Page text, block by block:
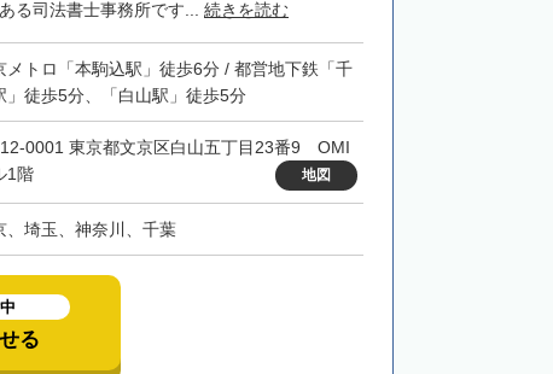
る司法書士事務所です... 続きを読む
メトロ「本駒込駅」徒歩6分 / 都営地下鉄「千
」徒歩5分、「白山駅」徒歩5分
0001 東京都文京区白山五丁目23番9 OMI
1階
地図
、埼玉、神奈川、千葉
る